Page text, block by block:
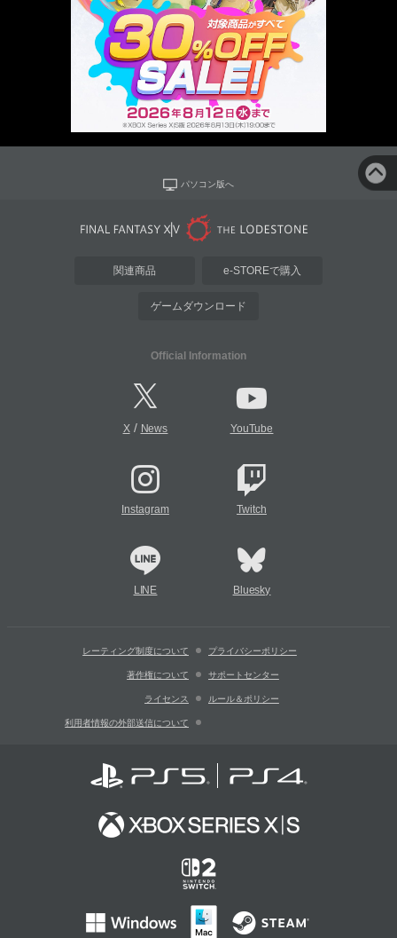
パソコン版へ
関連商品 e-STOREで購入
ゲームダウンロード
Official Information
X/ News YouTube
Instagram Twitch
LINE Bluesky
レーティング制度について プライバシーポリシー
著作権について サポートセンター
ライセンス ルール＆ポリシー
利用者情報の外部送信について